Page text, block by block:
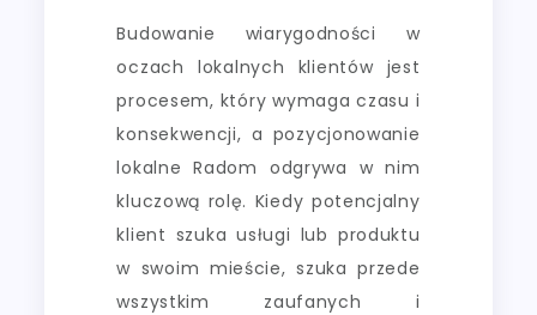
Budowanie wiarygodności w
oczach lokalnych klientów jest
procesem, który wymaga czasu i
konsekwencji, a pozycjonowanie
lokalne Radom odgrywa w nim
kluczową rolę. Kiedy potencjalny
klient szuka usługi lub produktu
w swoim mieście, szuka przede
wszystkim zaufanych i